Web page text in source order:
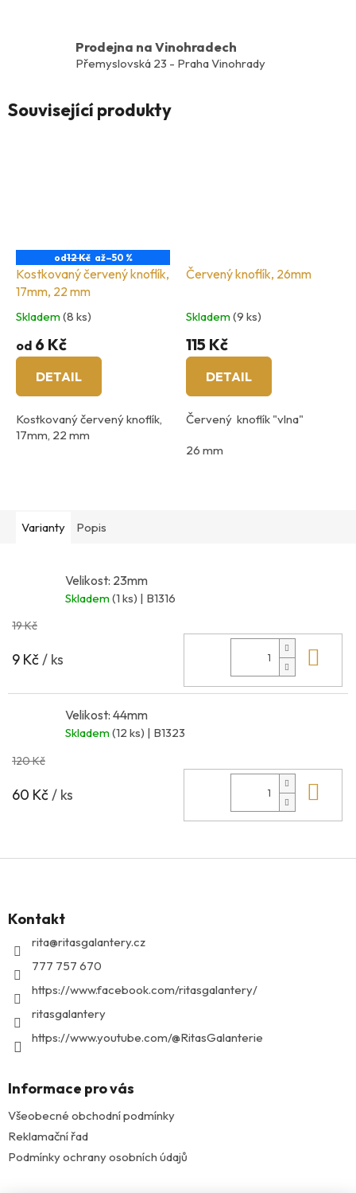
Prodejna na Vinohradech
Přemyslovská 23 - Praha Vinohrady
Související produkty
od12 Kč až–50 %
Kostkovaný červený knoflík,
17mm, 22 mm
Skladem(8 ks)
od 6 Kč
DETAIL
Kostkovaný červený knoflík,
17mm, 22 mm
Červený knoflík, 26mm
Skladem(9 ks)
115 Kč
DETAIL
Červený knoflík "vlna"
26 mm
Varianty Popis
Velikost: 23mm
Skladem(1 ks) | B1316
19 Kč
9 Kč/ ks
Velikost: 44mm
Skladem(12 ks) | B1323
120 Kč
60 Kč/ ks
aKontakt
rita@ritasgalantery.cz
777 757 670
https://www.facebook.com/ritasgalantery/
ritasgalantery
https://www.youtube.com/@RitasGalanterie
Informace pro vás
Všeobecné obchodní podmínky
Reklamační řad
Podmínky ochrany osobních údajů